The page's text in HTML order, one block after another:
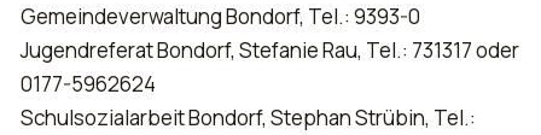
Gemeindeverwaltung Bondorf, Tel.: 9393-0
Jugendreferat Bondorf, Stefanie Rau, Tel.: 731317 oder
0177-5962624
Schulsozialarbeit Bondorf, Stephan Strübin, Tel.: